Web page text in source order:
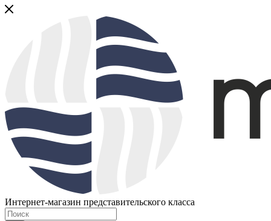
Интернет-магазин представительского класса